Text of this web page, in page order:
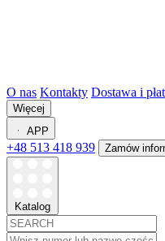
O nas Kontakty Dostawa i
Więcej
APP
+48 513 418 939 Zamów
Katalog